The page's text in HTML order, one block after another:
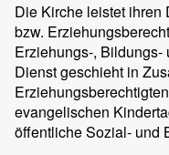
Die Kirche leistet ihren
bzw.
Erziehungs-,
Dienst geschieht in
evangelischen
öffentliche Sozial- und